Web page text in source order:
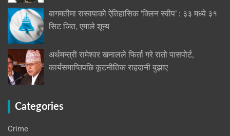
बागमतीमा रास्वपाको ऐतिहासिक ‘क्लिन स्वीप’ : ३३ मध्ये ३१
सिट जित, एमाले शून्य
अर्थमन्त्री रामेश्वर खनालले फिर्ता गरे रातो पासपोर्ट,
कार्यसमाप्तिपछि कूटनीतिक राहदानी बुझाए
Categories
Crime